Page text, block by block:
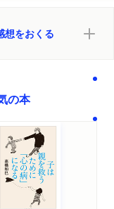
想をおくる
の本